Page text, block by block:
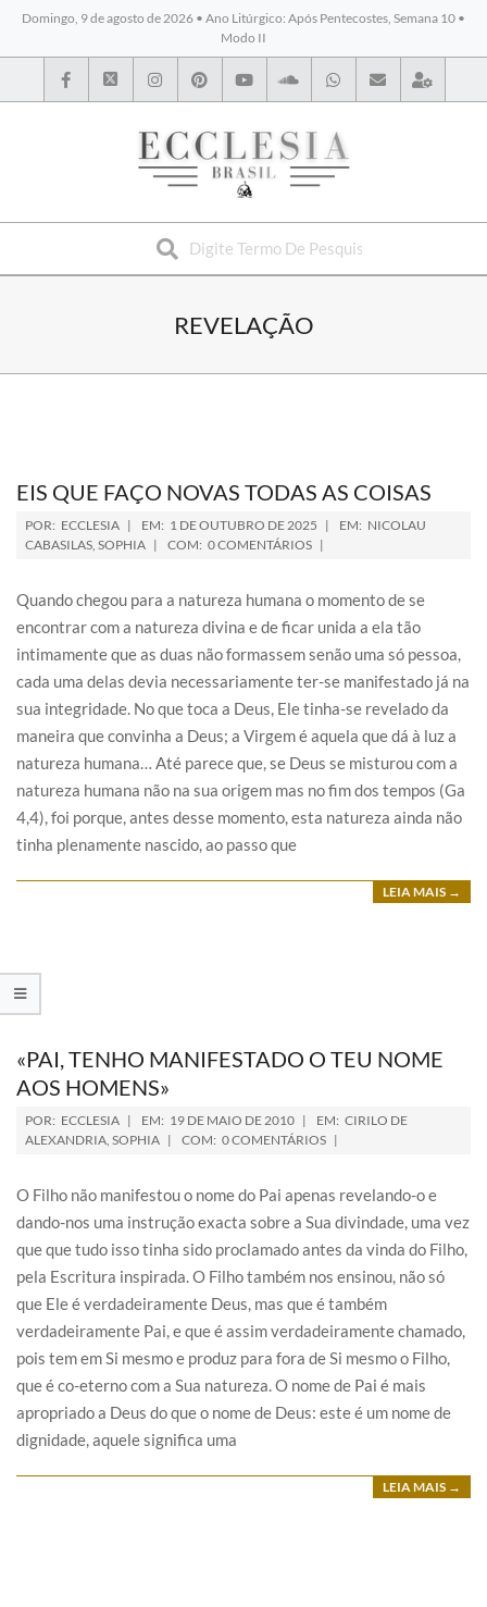
Domingo, 9 de agosto de 2026 • Ano Litúrgico: Após Pentecostes, Semana 10 •
Modo II
BYBLOS
REVELAÇÃO
EIS QUE FAÇO NOVAS TODAS AS COISAS
POR: ECCLESIA EM: 1 DE OUTUBRO DE 2025 EM: NICOLAU
CABASILAS, SOPHIA COM: 0 COMENTÁRIOS
Quando chegou para a natureza humana o momento de se
encontrar com a natureza divina e de ficar unida a ela tão
intimamente que as duas não formassem senão uma só pessoa,
cada uma delas devia necessariamente ter-se manifestado já na
sua integridade. No que toca a Deus, Ele tinha-se revelado da
maneira que convinha a Deus; a Virgem é aquela que dá à luz a
natureza humana… Até parece que, se Deus se misturou com a
natureza humana não na sua origem mas no fim dos tempos (Ga
4,4), foi porque, antes desse momento, esta natureza ainda não
tinha plenamente nascido, ao passo que
LEIA MAIS →
«PAI, TENHO MANIFESTADO O TEU NOME
AOS HOMENS»
POR: ECCLESIA EM: 19 DE MAIO DE 2010 EM: CIRILO DE
ALEXANDRIA, SOPHIA COM: 0 COMENTÁRIOS
O Filho não manifestou o nome do Pai apenas revelando-o e
dando-nos uma instrução exacta sobre a Sua divindade, uma vez
que que tudo isso tinha sido proclamado antes da vinda do Filho,
pela Escritura inspirada. O Filho também nos ensinou, não só
que Ele é verdadeiramente Deus, mas que é também
verdadeiramente Pai, e que é assim verdadeiramente chamado,
pois tem em Si mesmo e produz para fora de Si mesmo o Filho,
que é co-eterno com a Sua natureza. O nome de Pai é mais
apropriado a Deus do que o nome de Deus: este é um nome de
dignidade, aquele significa uma
LEIA MAIS →